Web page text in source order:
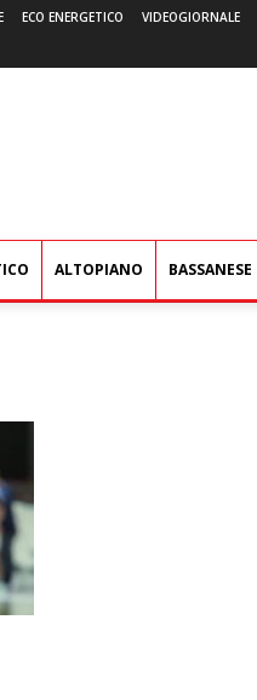
ECO ENERGETICO VIDEOGIORNALE
ALTOPIANO BASSANESE